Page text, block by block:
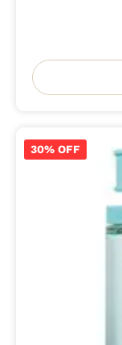
30% OFF